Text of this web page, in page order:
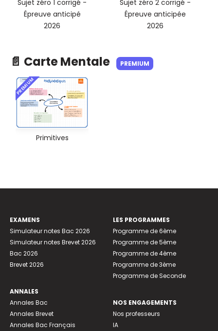
Sujet zéro 1 corrigé -
Épreuve anticipé
2026
Sujet zéro 2 corrigé -
Épreuve anticipée
2026
📄 Carte Mentale PREMIUM
PREMIUM
Primitives
EXAMENS
Simulateur notes Bac 2026
Simulateur notes Brevet 2026
Bac 2026
Brevet 2026
ANNALES
Annales Bac
Annales Brevet
Annales Bac Français
LES PROGRAMMES
Programme de 6ème
Programme de 5ème
Programme de 4ème
Programme de 3ème
Programme de Seconde
NOS ENGAGEMENTS
Nos professeurs
IA